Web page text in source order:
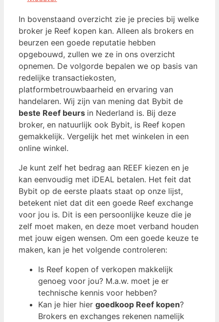
In bovenstaand overzicht zie je precies bij welke
broker je Reef kopen kan. Alleen als brokers en
beurzen een goede reputatie hebben
opgebouwd, zullen we ze in ons overzicht
opnemen. De volgorde bepalen we op basis van
redelijke transactiekosten,
platformbetrouwbaarheid en ervaring van
handelaren. Wij zijn van mening dat Bybit de
beste Reef beurs in Nederland is. Bij deze
broker, en natuurlijk ook Bybit, is Reef kopen
gemakkelijk. Vergelijk het met winkelen in een
online winkel.
Je kunt zelf het bedrag aan REEF kiezen en je
kan eenvoudig met iDEAL betalen. Het feit dat
Bybit op de eerste plaats staat op onze lijst,
betekent niet dat dit een goede Reef exchange
voor jou is. Dit is een persoonlijke keuze die je
zelf moet maken, en deze moet verband houden
met jouw eigen wensen. Om een ​​goede keuze te
maken, kan je het volgende controleren:
Is Reef kopen of verkopen makkelijk
genoeg voor jou? M.a.w. moet je er
technische kennis voor hebben?
Kan je hier hier goedkoop Reef kopen?
Brokers en exchanges rekenen namelijk